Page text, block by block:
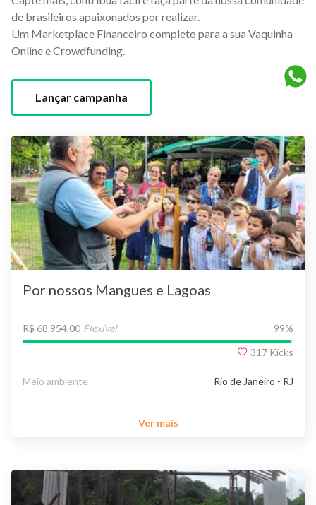
de brasileiros apaixonados por realizar.
Um Marketplace Financeiro completo para a sua Vaquinha
Online e Crowdfunding.
Lançar campanha
Por nossos Mangues e Lagoas
R$ 68.954,00 Flexível 99%
317 Kicks
Meio ambiente Rio de Janeiro - RJ
Ver mais